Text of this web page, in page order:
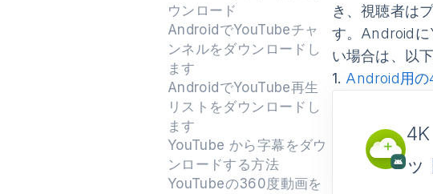
ウンロード
AndroidでYouTubeチャ
ンネルをダウンロードし
ます
AndroidでYouTube再生
リストをダウンロードし
ます
YouTube から字幕をダウ
ンロードする方法
YouTubeの360度動画を
き、視聴者は
す。Androidに
い場合は、以
1. Android用
ッ